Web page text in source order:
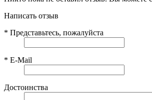
Написать отзыв
* Представьтесь, пожалуйста
* E-Mail
Достоинства